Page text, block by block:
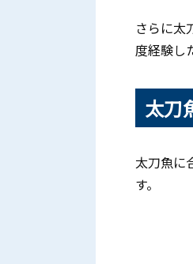
さらに太
度経験し
太刀
太刀魚に
す。